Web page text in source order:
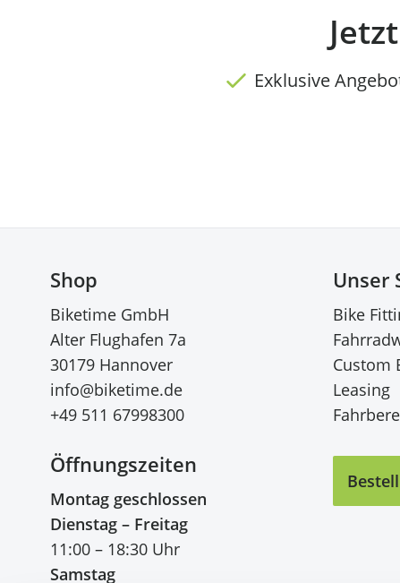
Exklusive
Shop
Biketime GmbH
Alter Flughafen 7a
30179 Hannover
info@biketime.de
+49 511 67998300
Öffnungszeiten
Montag geschlossen
Dienstag – Freitag
11:00 – 18:30 Uhr
Samstag
Unser
Bike
Custom
Leasing